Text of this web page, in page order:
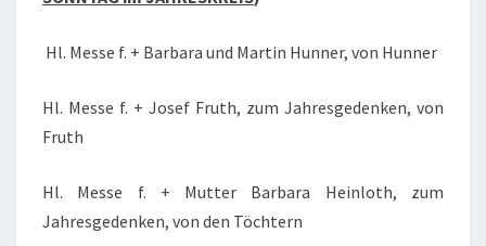
Hl. Messe f. + Barbara und Martin Hunner, von Hunner
Hl. Messe f. + Josef Fruth, zum Jahresgedenken, von
Fruth
Hl. Messe f. + Mutter Barbara Heinloth, zum
Jahresgedenken, von den Töchtern